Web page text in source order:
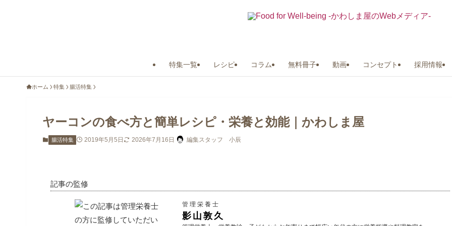
特集一覧 レシピ コラム 無料冊子 動画 コンセプト 採用情報
ホーム 特集 腸活特集
ヤーコンの食べ方と簡単レシピ・栄養と効能｜かわしま屋
腸活特集 2019年5月5日 2026年7月16日 編集スタッフ 小辰
記事の監修
管理栄養士
影山敦久